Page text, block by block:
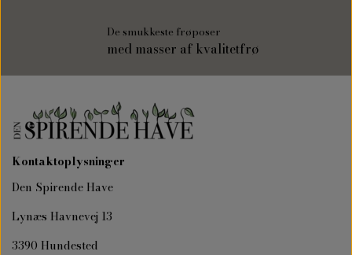
De smukkeste frøposer
med masser af kvalitetfrø
Kontaktoplysninger
Den Spirende Have
Lynæs Havnevej 13
3390 Hundested